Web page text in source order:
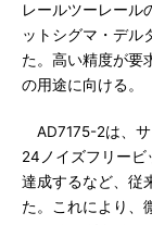
レールツーレール
ットシグマ・デル
た。高い精度が要
の用途に向ける。
AD7175-2は、サ
24ノイズフリービ
達成するなど、従
た。これにより、